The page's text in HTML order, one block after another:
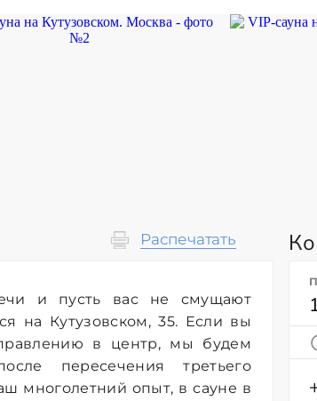
Распечатать
и пусть вас не смущают
на Кутузовском, 35. Если вы
в центр, мы будем
пересечения третьего
многолетний опыт, в сауне в